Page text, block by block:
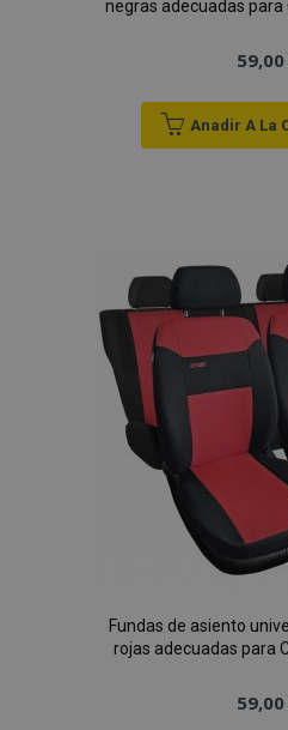
negras adecuadas para
Anadir A La
Fundas de asiento
rojas adecuadas para